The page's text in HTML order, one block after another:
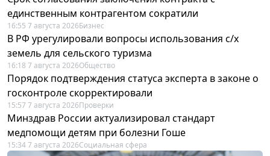
единственным контрагентом сократили
16:55 7 августа 2026Бизнес
В РФ урегулировали вопросы использования с/х
земель для сельского туризма
16:18 7 августа 2026Общество
Порядок подтверждения статуса эксперта в законе о
госконтроле скорректировали
15:57 7 августа 2026Проверки
Минздрав России актуализировал стандарт
медпомощи детям при болезни Гоше
15:34 7 августа 2026Социальная сфера